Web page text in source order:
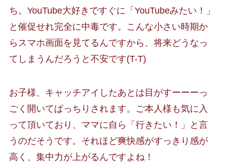
ち。YouTube大好きですぐに「YouTubeみたい！」
と催促せれ完全に中毒です。こんな小さい時期か
らスマホ画面を見てるんですから、将来どうなっ
てしまうんだろうと不安です(T-T)
お子様、キャッチアイしたあとは目がすーーーっ
ごく開いてぱっちりされます。ご本人様も気に入
って頂いており、ママに自ら「行きたい！」と言
うのだそうです。それほど爽快感がすっきり感が
高く、集中力が上がるんですよね！